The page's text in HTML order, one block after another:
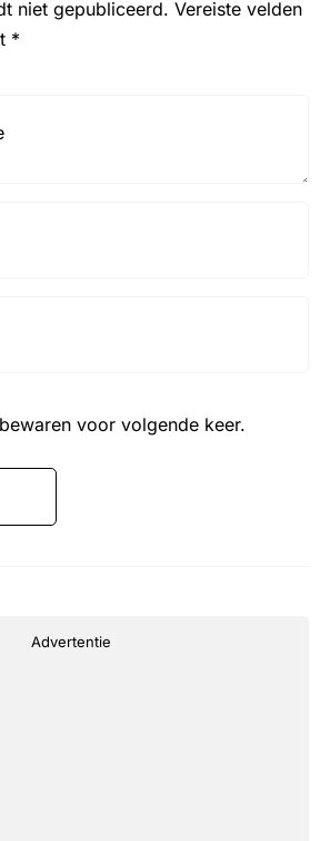
niet gepubliceerd. Vereiste velden
*
voor volgende keer.
Advertentie